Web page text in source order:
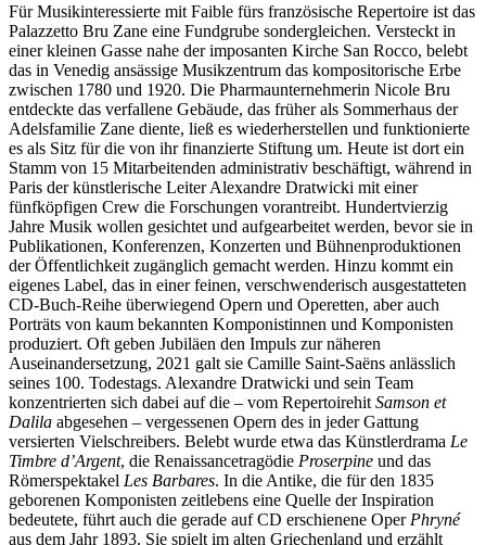
Für Musikinteressierte mit Faible fürs französische Repertoire ist das
Palazzetto Bru Zane eine Fundgrube sondergleichen. Versteckt in
einer kleinen Gasse nahe der imposanten Kirche San Rocco, belebt
das in Venedig ansässige Musikzentrum das kompositorische Erbe
zwischen 1780 und 1920. Die Pharmaunternehmerin Nicole Bru
entdeckte das verfallene Gebäude, das früher als Sommerhaus der
Adelsfamilie Zane diente, ließ es wiederherstellen und funktionierte
es als Sitz für die von ihr finanzierte Stiftung um. Heute ist dort ein
Stamm von 15 Mitarbeitenden administrativ beschäftigt, während in
Paris der künstlerische Leiter Alexandre Dratwicki mit einer
fünfköpfigen Crew die Forschungen vorantreibt. Hundertvierzig
Jahre Musik wollen gesichtet und aufgearbeitet werden, bevor sie in
Publikationen, Konferenzen, Konzerten und Bühnenproduktionen
der Öffentlichkeit zugänglich gemacht werden. Hinzu kommt ein
eigenes Label, das in einer feinen, verschwenderisch ausgestatteten
CD-Buch-Reihe überwiegend Opern und Operetten, aber auch
Porträts von kaum bekannten Komponistinnen und Komponisten
produziert. Oft geben Jubiläen den Impuls zur näheren
Auseinandersetzung, 2021 galt sie Camille Saint-Saëns anlässlich
seines 100. Todestags. Alexandre Dratwicki und sein Team
konzentrierten sich dabei auf die – vom Repertoirehit Samson et
Dalila abgesehen – vergessenen Opern des in jeder Gattung
versierten Vielschreibers. Belebt wurde etwa das Künstlerdrama Le
Timbre d’Argent, die Renaissancetragödie Proserpine und das
Römerspektakel Les Barbares. In die Antike, die für den 1835
geborenen Komponisten zeitlebens eine Quelle der Inspiration
bedeutete, führt auch die gerade auf CD erschienene Oper Phryné
aus dem Jahr 1893. Sie spielt im alten Griechenland und erzählt